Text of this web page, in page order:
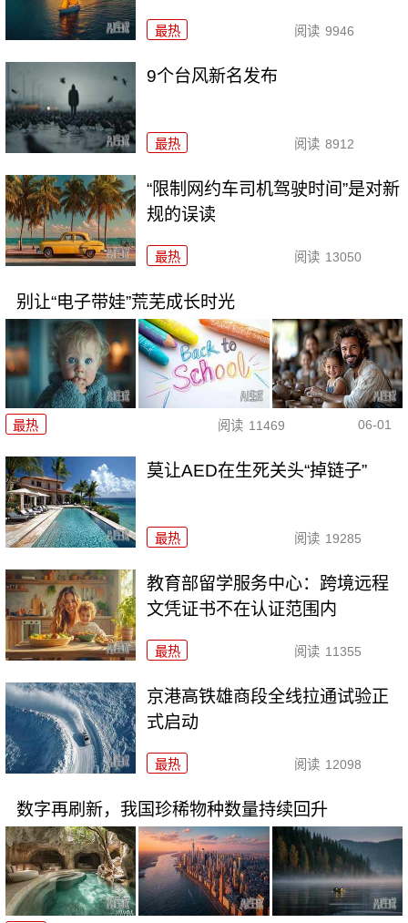
最热 阅读 9946
9个台风新名发布
最热 阅读 8912
“限制网约车司机驾驶时间”是对新
规的误读
最热 阅读 13050
别让“电子带娃”荒芜成长时光
最热 阅读 11469 06-01
莫让AED在生死关头“掉链子”
最热 阅读 19285
教育部留学服务中心：跨境远程
文凭证书不在认证范围内
最热 阅读 11355
京港高铁雄商段全线拉通试验正
式启动
最热 阅读 12098
数字再刷新，我国珍稀物种数量持续回升